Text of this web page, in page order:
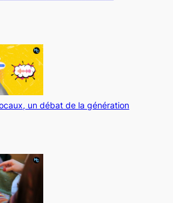
un débat de la génération